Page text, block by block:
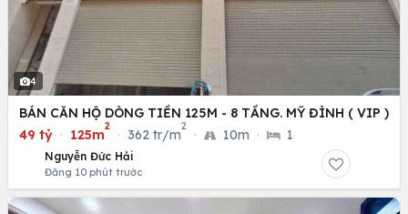
4
BÁN CĂN HỘ DÒNG TIỀN 125M - 8 TẦNG. MỸ ĐÌNH ( VIP )
49 tỷ · 125m
2
· 362 tr/m
2
· 10m · 1
Nguyễn Đức Hải
Đăng 10 phút trước